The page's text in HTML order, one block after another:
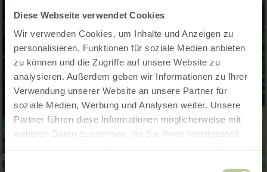
Diese Webseite verwendet Cookies
Wir verwenden Cookies, um Inhalte und Anzeigen zu
personalisieren, Funktionen für soziale Medien anbieten
zu können und die Zugriffe auf unsere Website zu
analysieren. Außerdem geben wir Informationen zu Ihrer
Verwendung unserer Website an unsere Partner für
soziale Medien, Werbung und Analysen weiter. Unsere
Partner führen diese Informationen möglicherweise mit
weiteren Daten zusammen, die Sie ihnen bereitgestellt